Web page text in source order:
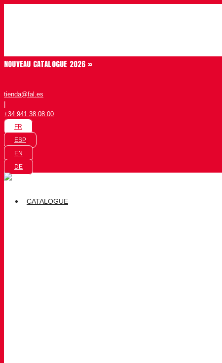
NOUVEAU CATALOGUE 2026 »
tienda@fal.es
+34 941 38 08 00
FR
ESP
EN
DE
CATALOGUE